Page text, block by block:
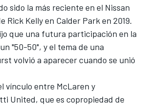
sido la más reciente en el Nissan
Rick Kellyen Calder Park en 2019.
que una futura participación en la
"50-50", y el tema de una
volvió a aparecer cuando se unió
vínculo entre McLaren y
United, que es copropiedad de